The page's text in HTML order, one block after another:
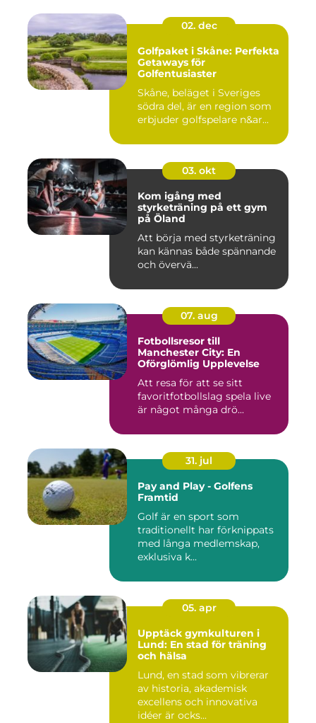
02. dec
Golfpaket i Skåne: Perfekta
Getaways för
Golfentusiaster
Skåne, beläget i Sveriges
södra del, är en region som
erbjuder golfspelare n&ar...
03. okt
Kom igång med
styrketräning på ett gym
på Öland
Att börja med styrketräning
kan kännas både spännande
och övervä...
07. aug
Fotbollsresor till
Manchester City: En
Oförglömlig Upplevelse
Att resa för att se sitt
favoritfotbollslag spela live
är något många drö...
31. jul
Pay and Play - Golfens
Framtid
Golf är en sport som
traditionellt har förknippats
med långa medlemskap,
exklusiva k...
05. apr
Upptäck gymkulturen i
Lund: En stad för träning
och hälsa
Lund, en stad som vibrerar
av historia, akademisk
excellens och innovativa
idéer är ocks...